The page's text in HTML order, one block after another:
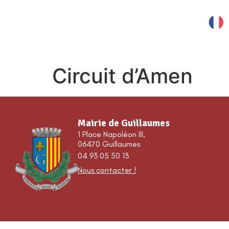
Circuit d’Amen
Mairie de Guillaumes
1 Place Napoléon III,
06470 Guillaumes
04 93 05 50 13
Nous contacter !